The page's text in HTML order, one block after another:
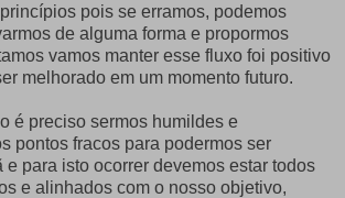
pois se erramos, podemos
de alguma forma e propormos
vamos manter esse fluxo foi positivo
melhorado em um momento futuro.
é preciso sermos humildes e
pontos fracos para podermos ser
e para isto ocorrer devemos estar todos
e alinhados com o nosso objetivo,